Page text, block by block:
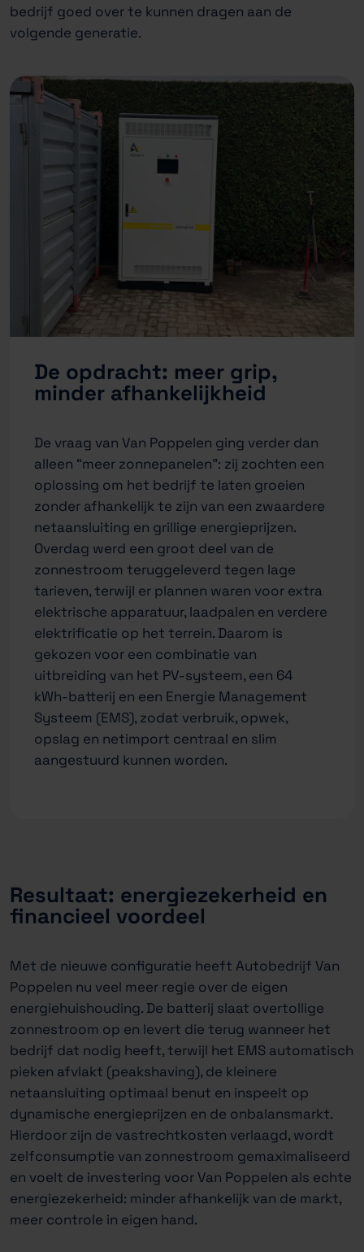
bedrijf goed over te kunnen dragen aan de
volgende generatie.
De opdracht: meer grip,
minder afhankelijkheid
De vraag van Van Poppelen ging verder dan
alleen “meer zonnepanelen”: zij zochten een
oplossing om het bedrijf te laten groeien
zonder afhankelijk te zijn van een zwaardere
netaansluiting en grillige energieprijzen.
Overdag werd een groot deel van de
zonnestroom teruggeleverd tegen lage
tarieven, terwijl er plannen waren voor extra
elektrische apparatuur, laadpalen en verdere
elektrificatie op het terrein. Daarom is
gekozen voor een combinatie van
uitbreiding van het PV-systeem, een 64
kWh-batterij en een Energie Management
Systeem (EMS), zodat verbruik, opwek,
opslag en netimport centraal en slim
aangestuurd kunnen worden.
Resultaat: energiezekerheid en
financieel voordeel
Met de nieuwe configuratie heeft Autobedrijf Van
Poppelen nu veel meer regie over de eigen
energiehuishouding. De batterij slaat overtollige
zonnestroom op en levert die terug wanneer het
bedrijf dat nodig heeft, terwijl het EMS automatisch
pieken afvlakt (peakshaving), de kleinere
netaansluiting optimaal benut en inspeelt op
dynamische energieprijzen en de onbalansmarkt.
Hierdoor zijn de vastrechtkosten verlaagd, wordt
zelfconsumptie van zonnestroom gemaximaliseerd
en voelt de investering voor Van Poppelen als echte
energiezekerheid: minder afhankelijk van de markt,
meer controle in eigen hand.